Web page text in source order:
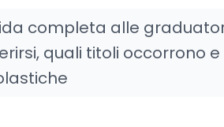
completa alle
quali titoli occorrono